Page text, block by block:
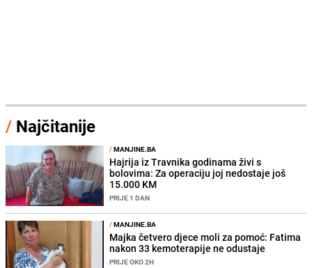
/ Najčitanije
/MANJINE.BA
Hajrija iz Travnika godinama živi s
bolovima: Za operaciju joj nedostaje još
15.000 KM
PRIJE 1 DAN
/MANJINE.BA
Majka četvero djece moli za pomoć: Fatima
nakon 33 kemoterapije ne odustaje
PRIJE OKO 2H